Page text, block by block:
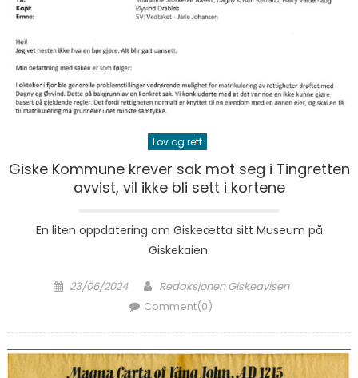
Lov og rett
Giske Kommune krever sak mot seg i Tingretten
avvist, vil ikke bli sett i kortene
En liten oppdatering om Giskeætta sitt Museum på
Giskekaien.
Posted on
23/06/2024 Author
Redaksjonen Giskeavisen
Comment(0)